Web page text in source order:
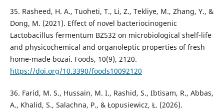
35. Rasheed, H. A., Tuoheti, T., Li, Z., Tekliye, M., Zhang, Y., &
Dong, M. (2021). Effect of novel bacteriocinogenic
Lactobacillus fermentum BZ532 on microbiological shelf-life
and physicochemical and organoleptic properties of fresh
home-made bozai. Foods, 10(9), 2120.
https://doi.org/10.3390/foods10092120
36. Farid, M. S., Hussain, M. I., Rashid, S., Ibtisam, R., Abbas,
A., Khalid, S., Salachna, P., & Łopusiewicz, Ł. (2026).